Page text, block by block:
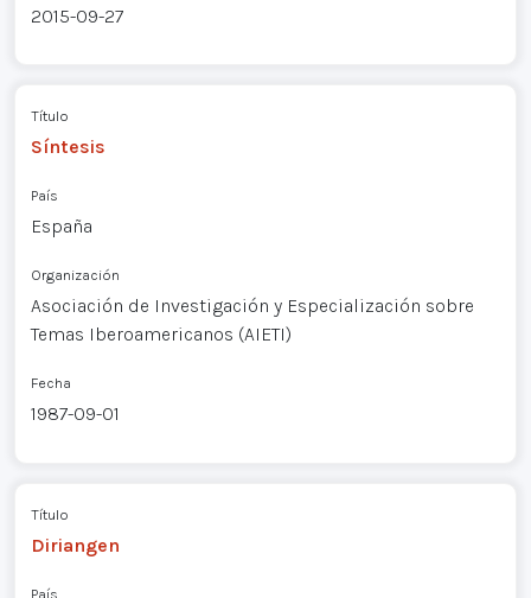
2015-09-27
Título
Síntesis
País
España
Organización
Asociación de Investigación y Especialización sobre
Temas Iberoamericanos (AIETI)
Fecha
1987-09-01
Título
Diriangen
País